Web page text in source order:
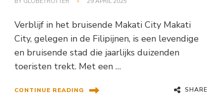
Verblijf in het bruisende Makati City Makati
City, gelegen in de Filipijnen, is een levendige
en bruisende stad die jaarlijks duizenden
toeristen trekt. Met een …
CONTINUE READING SHARE